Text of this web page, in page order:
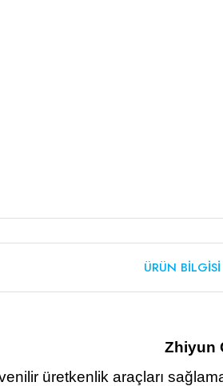
ÜRÜN BILGISI
Zhiyun
üretkenlik araçları